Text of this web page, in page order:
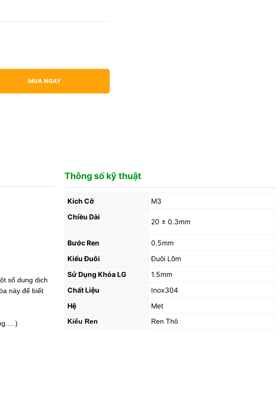
MUA NGAY
số dung dịch
này để biết
Thông số kỹ thuật
Kích Cỡ
M3
Chiều Dài
20 ± 0.3mm
Bước Ren
0.5mm
Kiểu Đuôi
Đuôi Lõm
Sử Dụng Khóa LG
1.5mm
Chất Liệu
Inox304
Hệ
Met
Kiểu Ren Ren Thô